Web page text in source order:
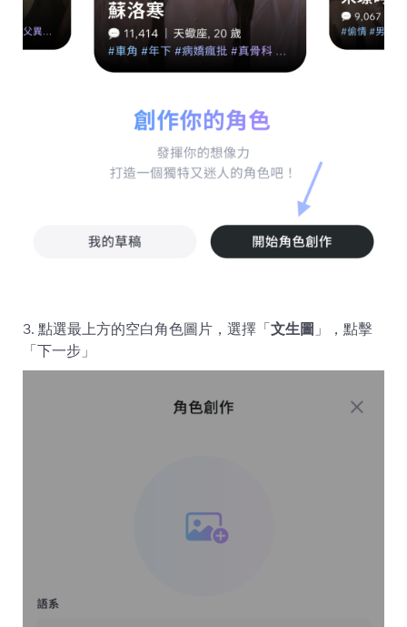
3. 點選最上方的空白角色圖片，選擇「文生圖 」，點擊
「下一步」